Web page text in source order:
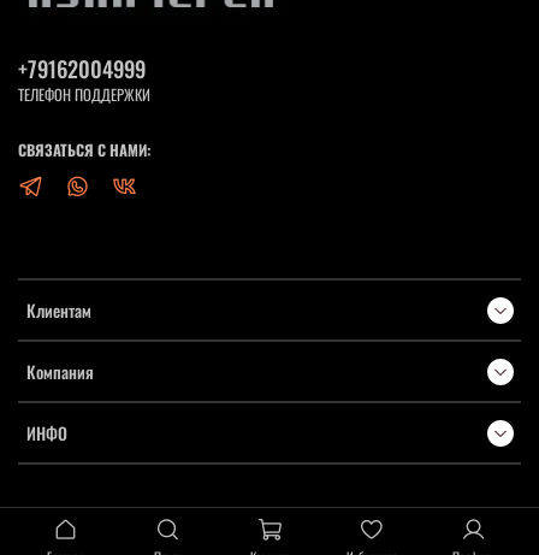
Клиентам
Компания
ИНФО
+79162004999
ТЕЛЕФОН ПОДДЕРЖКИ
СВЯЗАТЬСЯ С НАМИ: